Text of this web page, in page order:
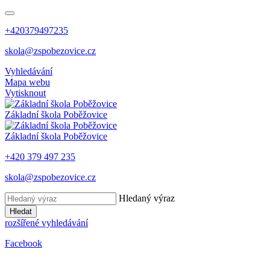
+420379497235
skola@zspobezovice.cz
Vyhledávání
Mapa webu
Vytisknout
Základní škola Poběžovice
Základní škola Poběžovice
+420 379 497 235
skola@zspobezovice.cz
Hledaný výraz
Hledat
rozšířené vyhledávání
Facebook